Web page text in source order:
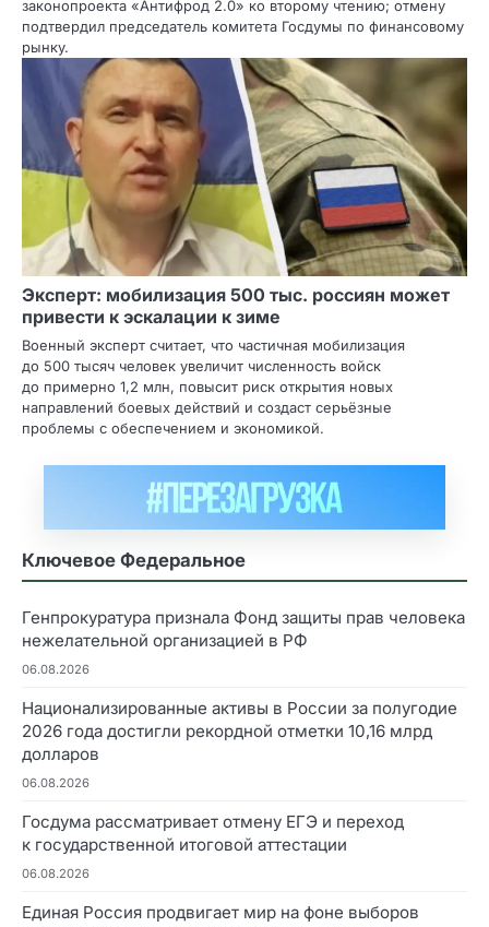
законопроекта «Антифрод 2.0» ко второму чтению; отмену
подтвердил председатель комитета Госдумы по финансовому
рынку.
Эксперт: мобилизация 500 тыс. россиян может
привести к эскалации к зиме
Военный эксперт считает, что частичная мобилизация
до 500 тысяч человек увеличит численность войск
до примерно 1,2 млн, повысит риск открытия новых
направлений боевых действий и создаст серьёзные
проблемы с обеспечением и экономикой.
Ключевое Федеральное
Генпрокуратура признала Фонд защиты прав человека
нежелательной организацией в РФ
06.08.2026
Национализированные активы в России за полугодие
2026 года достигли рекордной отметки 10,16 млрд
долларов
06.08.2026
Госдума рассматривает отмену ЕГЭ и переход
к государственной итоговой аттестации
06.08.2026
Единая Россия продвигает мир на фоне выборов